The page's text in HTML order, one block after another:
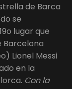
de Barca
se
lugar que
Barcelona
Lionel Messi
en la
Con la